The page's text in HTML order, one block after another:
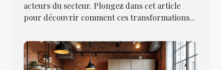
acteurs du secteur. Plongez dans cet article
pour découvrir comment ces transformations...